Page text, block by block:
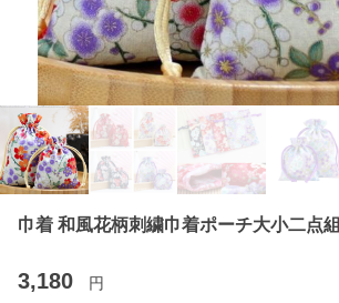
巾着 和風花柄刺繍巾着ポーチ大小二点組
3,180 円